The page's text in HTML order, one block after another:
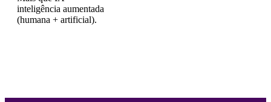
inteligência aumentada
(humana + artificial).